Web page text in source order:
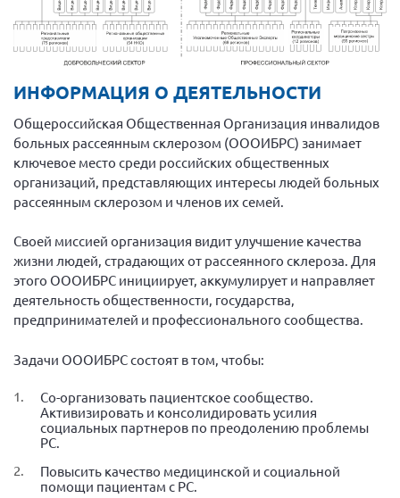
ИНФОРМАЦИЯ О ДЕЯТЕЛЬНОСТИ
Общероссийская Общественная Организация инвалидов
больных рассеянным склерозом (ОООИБРС) занимает
ключевое место среди российских общественных
организаций, представляющих интересы людей больных
рассеянным склерозом и членов их семей.
Своей миссией организация видит улучшение качества
жизни людей, страдающих от рассеянного склероза. Для
этого ОООИБРС инициирует, аккумулирует и направляет
деятельность общественности, государства,
предпринимателей и профессионального сообщества.
Задачи ОООИБРС состоят в том, чтобы:
Со-организовать пациентское сообщество.
Активизировать и консолидировать усилия
социальных партнеров по преодолению проблемы
РС.
Повысить качество медицинской и социальной
помощи пациентам с РС.